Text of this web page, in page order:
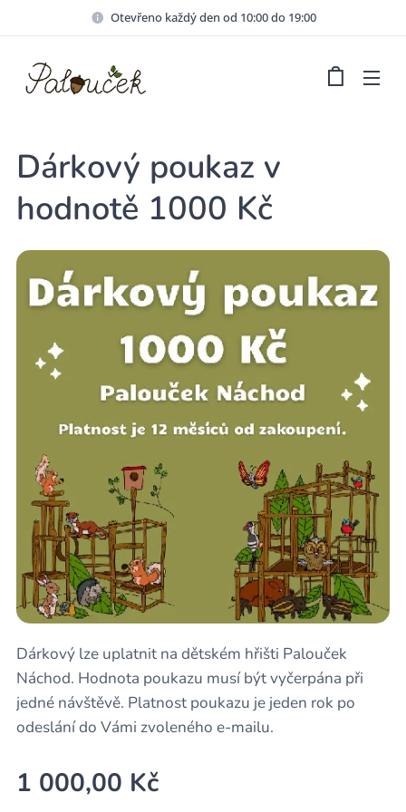
Otevřeno každý den od 10:00 do 19:00
Dárkový poukaz v
hodnotě 1000 Kč
Dárkový lze uplatnit na dětském hřišti Palouček
Náchod. Hodnota poukazu musí být vyčerpána při
jedné návštěvě. Platnost poukazu je jeden rok po
odeslání do Vámi zvoleného e-mailu.
1 000,00 Kč